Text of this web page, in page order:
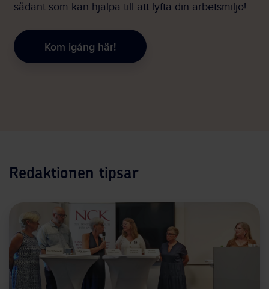
sådant som kan hjälpa till att lyfta din arbetsmiljö!
Kom igång här!
Redaktionen tipsar